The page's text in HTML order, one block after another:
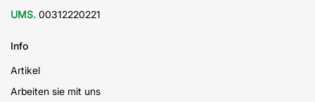
UMS. 00312220221
Info
Artikel
Arbeiten sie mit uns